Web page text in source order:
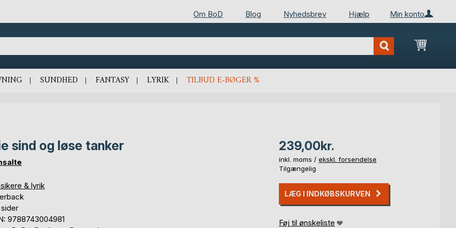
Min konto
Om BoD Blog Nyhedsbrev Hjælp
Min
SUNDHED FANTASY LYRIK TILBUD E-BØGER %
sind og løse tanker
& lyrik
9788743004981
239,00kr.
inkl. moms / ekskl. forsendelse
Tilgængelig
LÆG I INDKØBSKURVEN
Føj til ønskeliste